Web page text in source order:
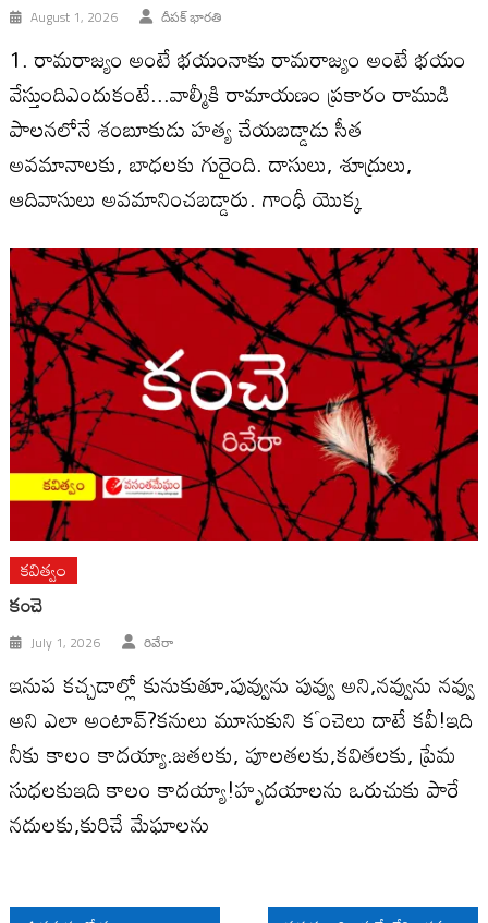
August 1, 2026 దీపక్ భారతి
1. రామరాజ్యం అంటే భయంనాకు రామరాజ్యం అంటే భయం
వేస్తుందిఎందుకంటే...వాల్మీకి రామాయణం ప్రకారం రాముడి
పాలనలోనే శంబూకుడు హత్య చేయబడ్డాడు సీత
అవమానాలకు, బాధలకు గురైంది. దాసులు, శూద్రులు,
ఆదివాసులు అవమానించబడ్డారు. గాంధీ యొక్క
కవిత్వం
కంచె
July 1, 2026 రివేరా
ఇనుప కచ్చడాల్లో కునుకుతూ,పువ్వును పువ్వు అని,నవ్వును నవ్వు
అని ఎలా అంటావ్?కనులు మూసుకుని కౕంచెలు దాటే కవీ!ఇది
నీకు కాలం కాదయ్యా.జతలకు, పూలతలకు,కవితలకు, ప్రేమ
సుధలకుఇది కాలం కాదయ్యా!హృదయాలను ఒరుచుకు పారే
నదులకు,కురిచే మేఘాలను